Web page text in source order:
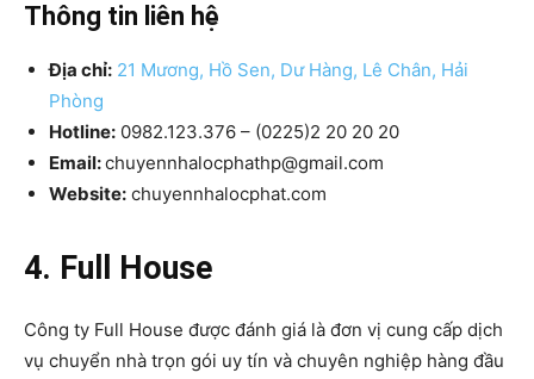
Thông tin liên hệ
Địa chỉ: 21 Mương, Hồ Sen, Dư Hàng, Lê Chân, Hải
Phòng
Hotline: 0982.123.376 – (0225)2 20 20 20
Email:chuyennhalocphathp@gmail.com
Website: chuyennhalocphat.com
4. Full House
Công ty Full House được đánh giá là đơn vị cung cấp dịch
vụ chuyển nhà trọn gói uy tín và chuyên nghiệp hàng đầu